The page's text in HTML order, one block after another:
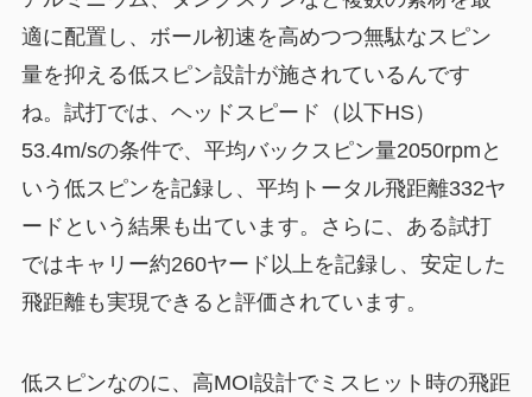
適に配置し、ボール初速を高めつつ無駄なスピン
量を抑える低スピン設計が施されているんです
ね。試打では、ヘッドスピード（以下HS）
53.4m/sの条件で、平均バックスピン量2050rpmと
いう低スピンを記録し、平均トータル飛距離332ヤ
ードという結果も出ています。さらに、ある試打
ではキャリー約260ヤード以上を記録し、安定した
飛距離も実現できると評価されています。
低スピンなのに、高MOI設計でミスヒット時の飛距